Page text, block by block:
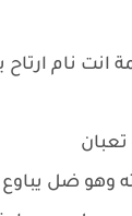
انت نام
تعبان
وهو ضل يباوع